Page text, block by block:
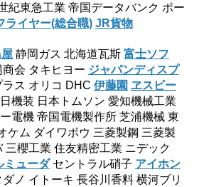
紀東急工業 帝国データバンク ポー
ライヤー(総合職) JR貨物
静岡ガス 北海道瓦斯 富士ソフ
会 タキヒヨー ジャパンディスプ
ス オリコ DHC 伊藤園 ヱスビー
機装 日本トムソン 愛知機械工業
電機 帝国電機製作所 芝浦機械 東
ケム ダイワボウ 三菱製鋼 三菱製
三櫻工業 住友精密工業 ニデック
ミューダセントラル硝子 アイホン
ノ イトーキ 長谷川香料 横河ブリ